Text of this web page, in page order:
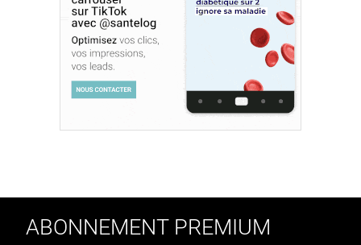
ABONNEMENT PREMIUM